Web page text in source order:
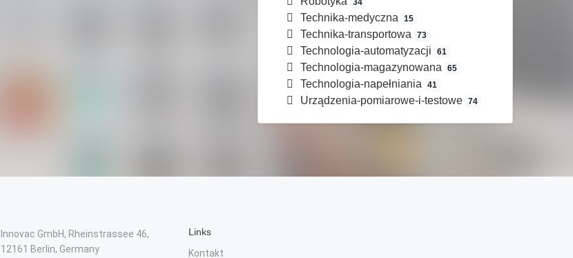
Technika-medyczna 15
Technika-transportowa 73
Technologia-automatyzacji 61
Technologia-magazynowana 65
Technologia-napełniania 41
Urządzenia-pomiarowe-i-testowe 74
Innovac GmbH, Rheinstrassee 46,
12161 Berlin, Germany
Links
Kontakt